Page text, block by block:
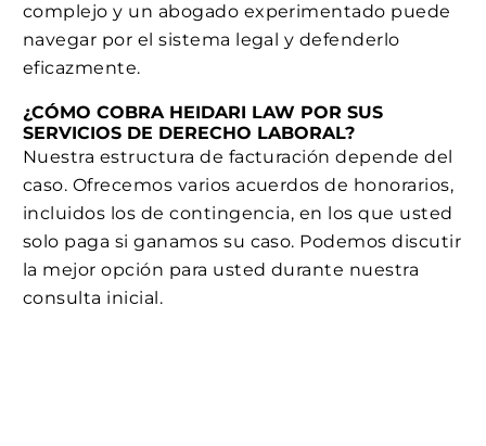
complejo y un abogado experimentado puede
navegar por el sistema legal y defenderlo
eficazmente.
¿CÓMO COBRA HEIDARI LAW POR SUS
SERVICIOS DE DERECHO LABORAL?
Nuestra estructura de facturación depende del
caso. Ofrecemos varios acuerdos de honorarios,
incluidos los de contingencia, en los que usted
solo paga si ganamos su caso. Podemos discutir
la mejor opción para usted durante nuestra
consulta inicial.